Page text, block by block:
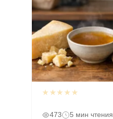
★★★★★
473 5 мин чтения